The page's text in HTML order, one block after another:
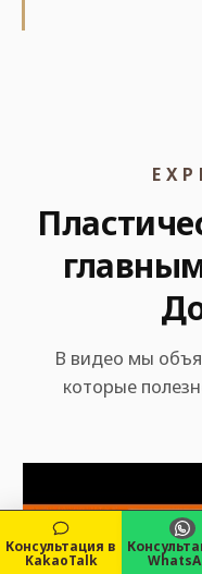
В видео мы
которые
Консультация в
KakaoTalk